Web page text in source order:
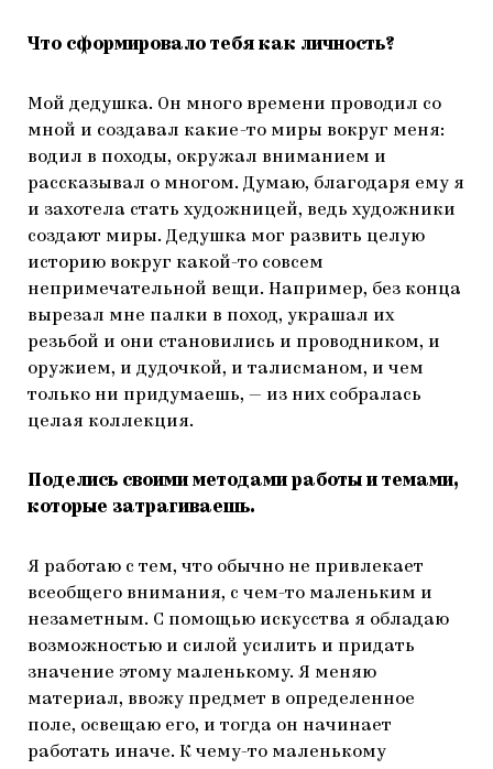
Что сформировало тебя как личность?
Мой дедушка. Он много времени проводил со
мной и создавал какие-то миры вокруг меня:
водил в походы, окружал вниманием и
рассказывал о многом. Думаю, благодаря ему я
и захотела стать художницей, ведь художники
создают миры. Дедушка мог развить целую
историю вокруг какой-то совсем
непримечательной вещи. Например, без конца
вырезал мне палки в поход, украшал их
резьбой и они становились и проводником, и
оружием, и дудочкой, и талисманом, и чем
только ни придумаешь, — из них собралась
целая коллекция.
Поделись своими методами работы и темами,
которые затрагиваешь.
Я работаю с тем, что обычно не привлекает
всеобщего внимания, с чем-то маленьким и
незаметным. С помощью искусства я обладаю
возможностью и силой усилить и придать
значение этому маленькому. Я меняю
материал, ввожу предмет в определенное
поле, освещаю его, и тогда он начинает
работать иначе. К чему-то маленькому